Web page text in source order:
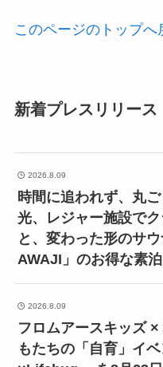
このページのトップへ
新着プレスリリース
2026.8.09
時間に追われず、丸
光、レジャー施設で
と、変わった形のサ
AWAJI」のお得な素
2026.8.09
フロムアースキッズ
もたちの「自育」イ